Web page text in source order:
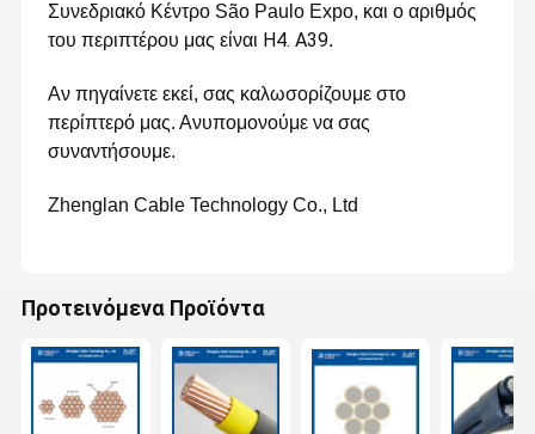
Συνεδριακό Κέντρο São Paulo Expo, και ο αριθμός
του περιπτέρου μας είναι H4. A39.
Αν πηγαίνετε εκεί, σας καλωσορίζουμε στο
περίπτερό μας. Ανυπομονούμε να σας
συναντήσουμε.
Zhenglan Cable Technology Co., Ltd
Προτεινόμενα Προϊόντα